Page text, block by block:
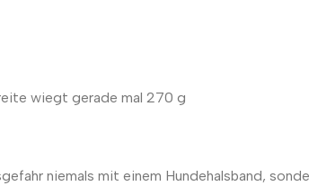
wiegt gerade mal 270 g
niemals mit einem Hundehalsband,